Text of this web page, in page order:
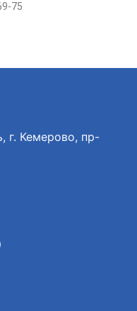
75
г. Кемерово, пр-